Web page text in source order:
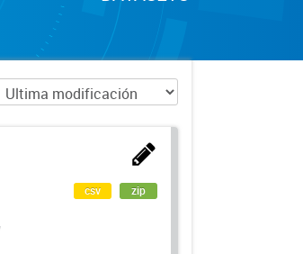
csv zip